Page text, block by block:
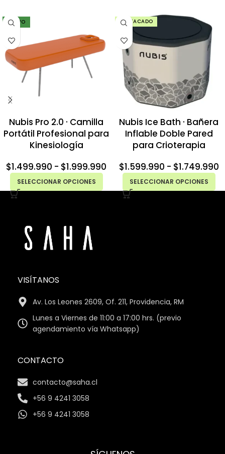
NUEVO
Nubis Pro 2.0 · Camilla
Portátil Profesional para
Kinesiología
$1.499.990 - $1.999.990
SELECCIONAR OPCIONES
DESTACADO
Nubis Ice Bath · Bañera
Inflable Doble Pared
para Crioterapia
$1.599.990 - $1.749.990
SELECCIONAR OPCIONES
VISÍTANOS
Av. Los Leones 2609, Of. 211, Providencia, RM
Lunes a Viernes de 11:00 a 17:00 hrs. (previo
agendamiento vía Whatsapp)
CONTACTO
contacto@saha.cl
+56 9 4241 3058
+56 9 4241 3058